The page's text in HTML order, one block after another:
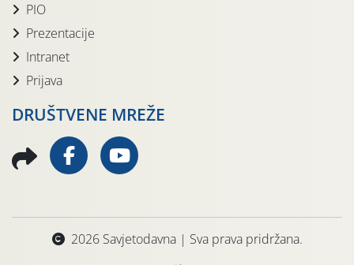
PIO
Prezentacije
Intranet
Prijava
DRUŠTVENE MREŽE
2026 Savjetodavna | Sva prava pridržana.